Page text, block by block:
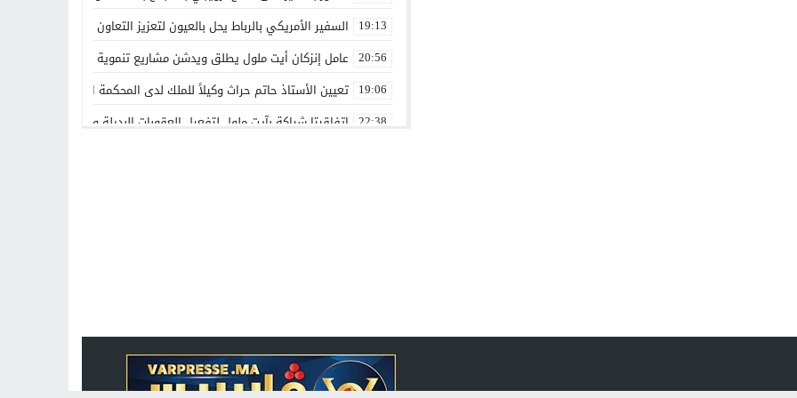
19:13 السفير الأمريكي بالرباط يحل بالعيون لتعزيز التعاون الاقتصادي
20:56 عامل إنزكان أيت ملول يطلق ويدشن مشاريع تنموية جديدة تخليداً للذكرى الـ27 لعيد العرش
19:06 تعيين الأستاذ حاتم حراث وكيلاً للملك لدى المحكمة الابتدائية بفاس
22:38 اتفاقيتا شراكة بآيت ملول لتفعيل العقوبات البديلة وتعزيز إعادة الإدماج